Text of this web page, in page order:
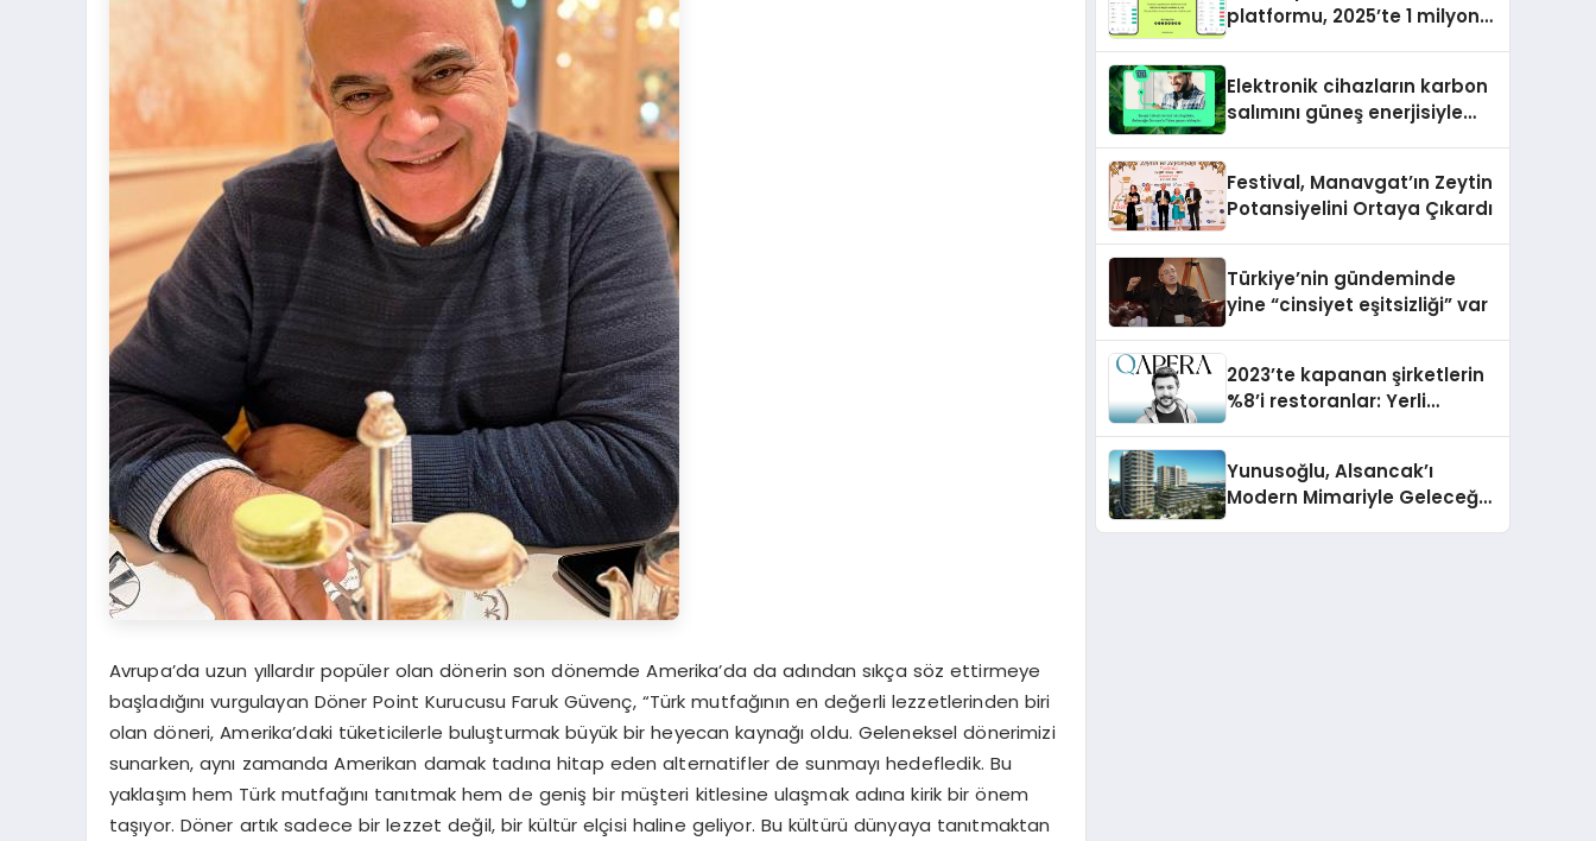
Avrupa’da uzun yıllardır popüler olan dönerin son dönemde Amerika’da da adından sıkça söz ettirmeye
başladığını vurgulayan Döner Point Kurucusu Faruk Güvenç, “Türk mutfağının en değerli lezzetlerinden biri
olan döneri, Amerika’daki tüketicilerle buluşturmak büyük bir heyecan kaynağı oldu. Geleneksel dönerimizi
sunarken, aynı zamanda Amerikan damak tadına hitap eden alternatifler de sunmayı hedefledik. Bu
yaklaşım hem Türk mutfağını tanıtmak hem de geniş bir müşteri kitlesine ulaşmak adına kirik bir önem
taşıyor. Döner artık sadece bir lezzet değil, bir kültür elçisi haline geliyor. Bu kültürü dünyaya tanıtmaktan
platformu, 2025’te 1 milyon
Elektronik cihazların karbon
salımını güneş enerjisiyle
Festival, Manavgat’ın Zeytin
Potansiyelini Ortaya Çıkardı
Türkiye’nin gündeminde
yine “cinsiyet eşitsizliği” var
2023’te kapanan şirketlerin
%8’i restoranlar: Yerli
Yunusoğlu, Alsancak’ı
Modern Mimariyle Geleceğe